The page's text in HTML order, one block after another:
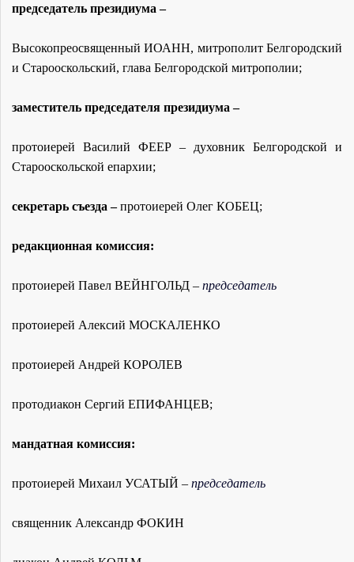
председатель президиума –
Высокопреосвященный ИОАНН, митрополит Белгородский
и Старооскольский, глава Белгородской митрополии;
заместитель председателя президиума –
протоиерей Василий ФЕЕР – духовник Белгородской и
Старооскольской епархии;
секретарь съезда –протоиерей Олег КОБЕЦ;
редакционная комиссия:
протоиерей Павел ВЕЙНГОЛЬД – председатель
протоиерей Алексий МОСКАЛЕНКО
протоиерей Андрей КОРОЛЕВ
протодиакон Сергий ЕПИФАНЦЕВ;
мандатная комиссия:
протоиерей Михаил УСАТЫЙ – председатель
священник Александр ФОКИН